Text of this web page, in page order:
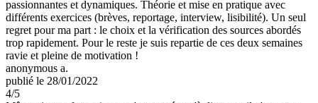
passionnantes et dynamiques. Théorie et mise en pratique avec
différents exercices (brèves, reportage, interview, lisibilité). Un seul
regret pour ma part : le choix et la vérification des sources abordés
trop rapidement. Pour le reste je suis repartie de ces deux semaines
ravie et pleine de motivation !
anonymous a.
publié le 28/01/2022
4/5